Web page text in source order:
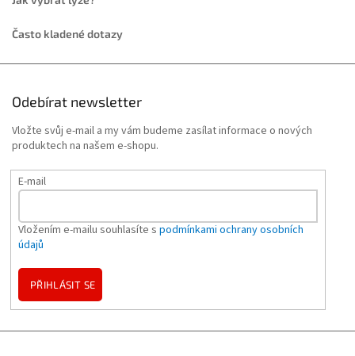
Často kladené dotazy
Odebírat newsletter
Vložte svůj e-mail a my vám budeme zasílat informace o nových
produktech na našem e-shopu.
E-mail
Vložením e-mailu souhlasíte s podmínkami ochrany osobních
údajů
PŘIHLÁSIT SE